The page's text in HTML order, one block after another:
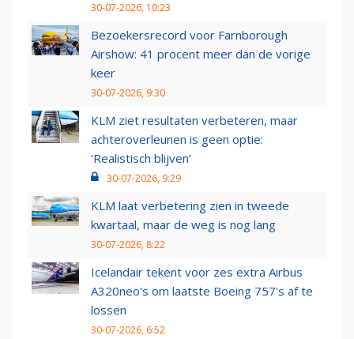
30-07-2026, 10:23
Bezoekersrecord voor Farnborough
Airshow: 41 procent meer dan de vorige
keer
30-07-2026, 9:30
KLM ziet resultaten verbeteren, maar
achteroverleunen is geen optie:
‘Realistisch blijven’
30-07-2026, 9:29
KLM laat verbetering zien in tweede
kwartaal, maar de weg is nog lang
30-07-2026, 8:22
Icelandair tekent voor zes extra Airbus
A320neo's om laatste Boeing 757's af te
lossen
30-07-2026, 6:52